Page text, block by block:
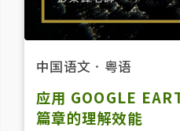
中国语文 ． 粤语
应用 GOOGLE
篇章的理解效能